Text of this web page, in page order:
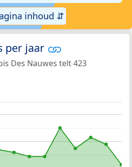
inhoud ⇵
per jaar
Des Nauwes telt 423